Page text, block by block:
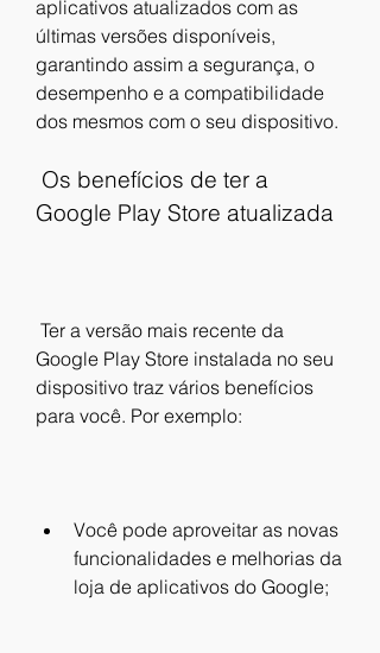
aplicativos atualizados com as
últimas versões disponíveis,
garantindo assim a segurança, o
desempenho e a compatibilidade
dos mesmos com o seu dispositivo.
Google Play Store atualizada
Google Play Store instalada no seu
dispositivo traz vários benefícios
para você. Por exemplo:
Você pode aproveitar as novas
funcionalidades e melhorias da
loja de aplicativos do Google;